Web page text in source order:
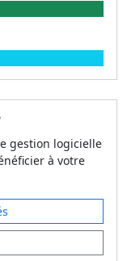
gestion logicielle
à votre